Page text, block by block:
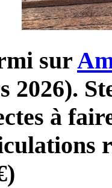
sur
2026).
à